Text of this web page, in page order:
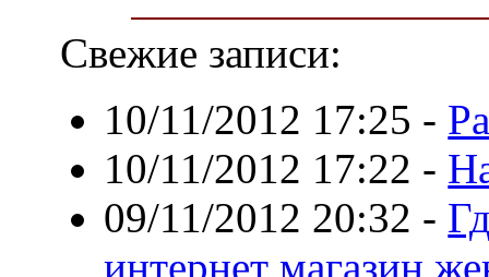
Свежие записи:
10/11/2012 17:25 -
10/11/2012 17:22 -
09/11/2012 20:32 -
интернет магазин